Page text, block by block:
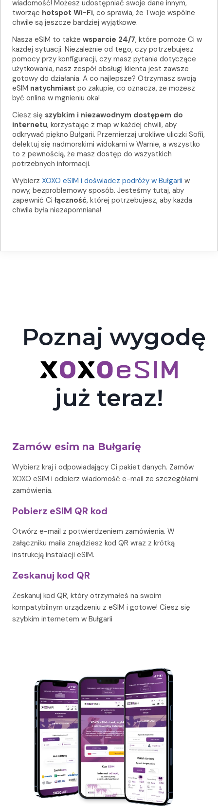
wiadomość! Możesz udostępniać swoje dane innym,
tworząc hotspot Wi-Fi, co sprawia, że Twoje wspólne
chwile są jeszcze bardziej wyjątkowe.
Nasza eSIM to także wsparcie 24/7, które pomoże Ci w
każdej sytuacji. Niezależnie od tego, czy potrzebujesz
pomocy przy konfiguracji, czy masz pytania dotyczące
użytkowania, nasz zespół obsługi klienta jest zawsze
gotowy do działania. A co najlepsze? Otrzymasz swoją
eSIM natychmiast po zakupie, co oznacza, że możesz
być online w mgnieniu oka!
Ciesz się szybkim i niezawodnym dostępem do
internetu, korzystając z map w każdej chwili, aby
odkrywać piękno Bułgarii. Przemierzaj urokliwe uliczki Sofii,
delektuj się nadmorskimi widokami w Warnie, a wszystko
to z pewnością, że masz dostęp do wszystkich
potrzebnych informacji.
Wybierz XOXO eSIM i doświadcz podróży w Bułgarii w
nowy, bezproblemowy sposób. Jesteśmy tutaj, aby
zapewnić Ci łączność, której potrzebujesz, aby każda
chwila była niezapomniana!
Poznaj wygodę
już teraz!
Zamów esim na Bułgarię
Wybierz kraj i odpowiadający Ci pakiet danych. Zamów
XOXO eSIM i odbierz wiadomość e-mail ze szczegółami
zamówienia.
Pobierz eSIM QR kod
Otwórz e-mail z potwierdzeniem zamówienia. W
załączniku maila znajdziesz kod QR wraz z krótką
instrukcją instalacji eSIM.
Zeskanuj kod QR
Zeskanuj kod QR, który otrzymałeś na swoim
kompatybilnym urządzeniu z eSIM i gotowe! Ciesz się
szybkim internetem w Bułgarii